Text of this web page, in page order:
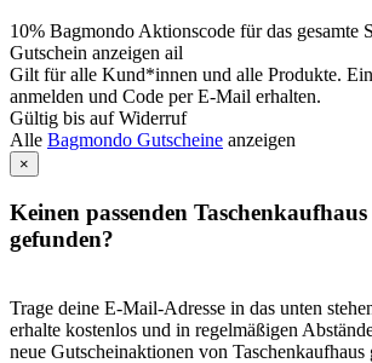
10% Bagmondo Aktionscode für das gesamte
Gutschein anzeigen ail
Gilt für alle Kund*innen und alle Produkte.
anmelden und Code per E-Mail erhalten.
Gültig bis auf Widerruf
Alle Bagmondo Gutscheine anzeigen
×
Keinen passenden
gefunden?
Trage deine E-Mail-Adresse in das unten
erhalte kostenlos und in regelmäßigen
neue Gutscheinaktionen von Taschenkaufhaus